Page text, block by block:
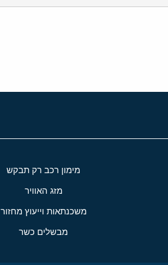
מימון רכב רק תבקש
מזג האוויר
משכנתאות וייעוץ מחזור
מבשלים כשר